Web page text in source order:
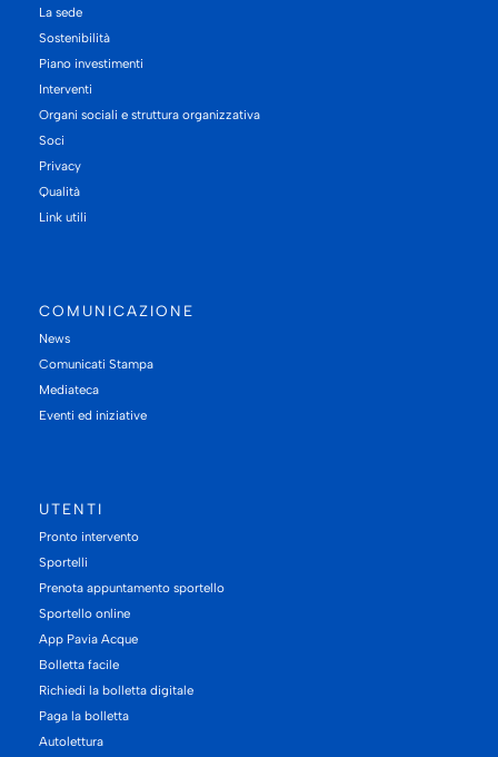
La sede
Sostenibilità
Piano investimenti
Interventi
Organi sociali e struttura organizzativa
Soci
Privacy
Qualità
Link utili
COMUNICAZIONE
News
Comunicati Stampa
Mediateca
Eventi ed iniziative
UTENTI
Pronto intervento
Sportelli
Prenota appuntamento sportello
Sportello online
App Pavia Acque
Bolletta facile
Richiedi la bolletta digitale
Paga la bolletta
Autolettura